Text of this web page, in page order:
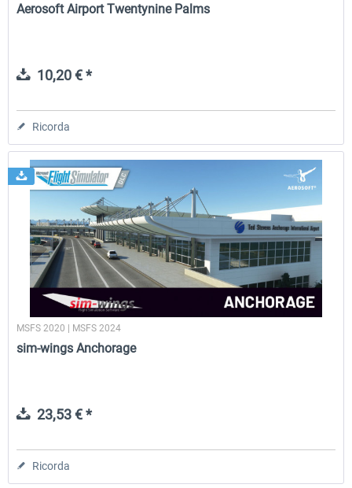
Aerosoft Airport Twentynine Palms
10,20 € *
Ricorda
MSFS 2020 | MSFS 2024
sim-wings Anchorage
23,53 € *
Ricorda